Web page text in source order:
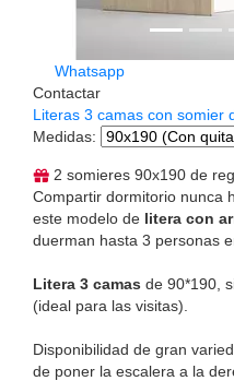
Whatsapp
Contactar
Literas 3 camas con somier
Medidas:
2 somieres 90x190 de
Compartir dormitorio nunca
este modelo de litera con
duerman hasta 3 personas
Litera 3 camas de 90*190,
(ideal para las visitas).
Disponibilidad de gran
de poner la escalera a la